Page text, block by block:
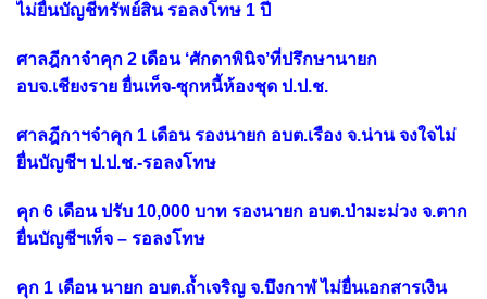
ไม่ยื่นบัญชีทรัพย์สิน รอลงโทษ 1 ปี
ศาลฎีกาจำคุก 2 เดือน ‘ศักดาพินิจ’ที่ปรึกษานายก
อบจ.เชียงราย ยื่นเท็จ-ซุกหนี้ห้องชุด ป.ป.ช.
ศาลฎีกาฯจำคุก 1 เดือน รองนายก อบต.เรือง จ.น่าน จงใจไม่
ยื่นบัญชีฯ ป.ป.ช.-รอลงโทษ
คุก 6 เดือน ปรับ 10,000 บาท รองนายก อบต.ป่ามะม่วง จ.ตาก
ยื่นบัญชีฯเท็จ – รอลงโทษ
คุก 1 เดือน นายก อบต.ถ้ำเจริญ จ.บึงกาฬ ไม่ยื่นเอกสารเงิน